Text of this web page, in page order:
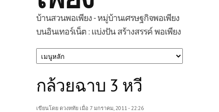
บ้านสวนพอเพียง - หมู่บ้านเศรษฐกิจพอเพียง
บนอินเทอร์เน็ต : แบ่งปัน สร้างสรรค์ พอเพียง
กล้วยฉาบ 3 หวี
เขียนโดย ดวงหทัย เมื่อ 7 มกราคม, 2011 - 22:26